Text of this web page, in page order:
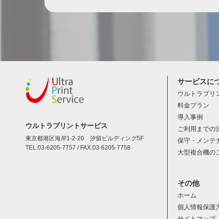
ウルトラプリントサービス
東京都港区海岸1-2-20 汐留ビルディング5F
TEL:03-6205-7757 / FAX:03-6205-7758
サービスに
ウルトラプリ
料金プラン
導入事例
ご利用までの
保守・メンテ
大型複合機の
その他
ホーム
個人情報保護